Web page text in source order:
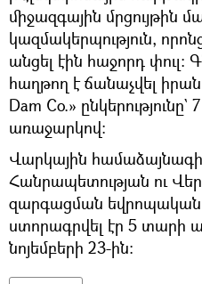
միջազգային մրցույթին
կազմակերպություն,
անցել էին հաջորդ փուլ:
հաղթող է ճանաչվել
Dam Co.»
առաջարկով:
Վարկային
Հանրապետության ու
զարգացման եվրոպական
ստորագրվել էր 5 տարի
նոյեմբերի 23-ին։